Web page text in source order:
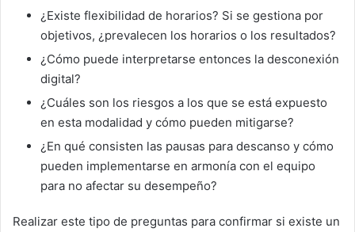
¿Existe flexibilidad de horarios? Si se gestiona por
objetivos, ¿prevalecen los horarios o los resultados?
¿Cómo puede interpretarse entonces la desconexión
digital?
¿Cuáles son los riesgos a los que se está expuesto
en esta modalidad y cómo pueden mitigarse?
¿En qué consisten las pausas para descanso y cómo
pueden implementarse en armonía con el equipo
para no afectar su desempeño?
Realizar este tipo de preguntas para confirmar si existe un